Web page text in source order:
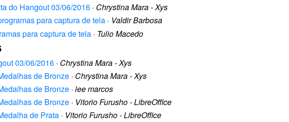
do Hangout 03/06/2016 · Chrystina Mara - Xys
para captura de tela · Valdir Barbosa
para captura de tela · Tulio Macedo
03/06/2016 · Chrystina Mara - Xys
de Bronze · Chrystina Mara - Xys
de Bronze · lee marcos
de Bronze · Vitorio Furusho - LibreOffice
de Prata · Vitorio Furusho - LibreOffice